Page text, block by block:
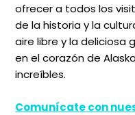
ofrecer a todos los
de la historia y la
aire libre y la deliciosa
en el corazón de
increíbles.
Comunícate con